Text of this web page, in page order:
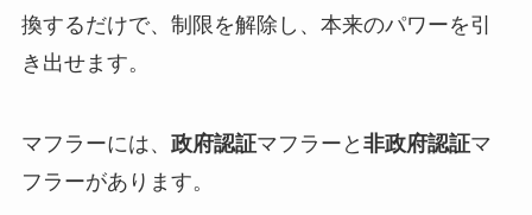
換するだけで、制限を解除し、本来のパワーを引
き出せます。
マフラーには、 政府認証マフラーと 非政府認証マ
フラーがあります。